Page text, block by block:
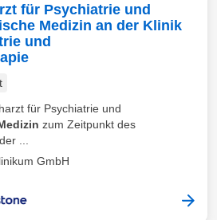
für Psychiatrie und
Medizin an der Klinik
und
für Psychiatrie und
zum Zeitpunkt des
...
GmbH